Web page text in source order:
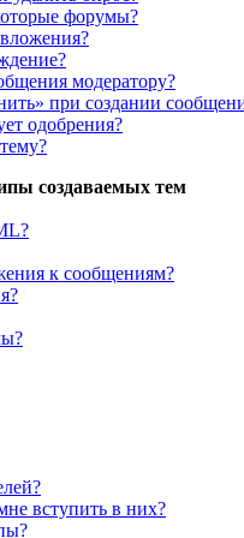
форумы?
модератору?
при создании
одобрения?
создаваемых тем
к сообщениям?
вступить в них?